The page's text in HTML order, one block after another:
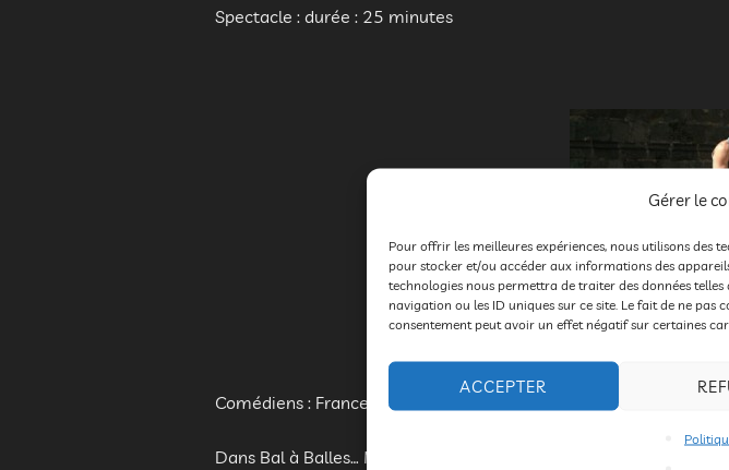
Gérer le
Pour offrir les meilleures expériences, nous utilisons des
pour stocker et/ou accéder aux informations des
technologies nous permettra de traiter des données
navigation ou les ID uniques sur ce site. Le fait de ne pas
consentement peut avoir un effet négatif sur certaines
ACCEPTER
Spectacle : durée : 25 minutes
Comédiens : France Perpête – Toon Schuermans
Dans Bal à Balles… Musette, ils revisitent avec espièglerie l’art